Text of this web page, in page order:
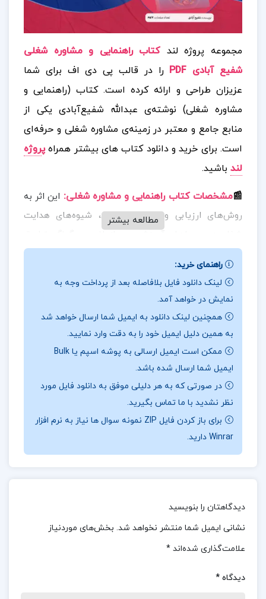
مجموعه پروژه لندکتاب راهنمایی و مشاوره شغلی
شفیع آبادی PDF
را در قالب پی دی اف برای شما
عزیزان طراحی و ارائه کرده است. کتاب (راهنمایی و
مشاوره شغلی) نوشته‌ی عبدالله شفیع‌آبادی یکی از
منابع جامع و معتبر در زمینه‌ی مشاوره شغلی و حرفه‌ای
است. برای خرید و دانلود کتاب های بیشتر همراهپروژه
لند باشید.
📰مشخصات کتاب راهنمایی و مشاوره شغلی: این اثر به
روش‌های ارزیابی و سنجش شغلی، شیوه‌های هدایت
استعدادها و توانمندی‌های فردی با مشاغل مختلف
می‌پردازد. در کنار مباحث نظری، راهبردهای عملی برای
مشاوران، معلمان، دانشجویان و افرادی که به دنبال
راهنمایی در مسیر شغلی خود هستند نیز ارائه شده است.
📖بخشی از کتاب راهنمایی و مشاوره شغلی
کتاب، نویسنده ابتدا به تعریف و اهمیت راهنمایی و
مشاوره شغلی می‌پردازد و سپس نظریه‌های مختلفی مانند
نظریه‌های انتخاب شغل، نظریه‌های رشد شغلی و مدل‌های
تصمیم‌گیری شغلی را مورد بررسی قرار می‌دهد. همچنین،
عواملی که بر انتخاب شغل، رضایت شغلی و پیشرفت
حرفه‌ای تأثیرگذار هستند، از جمله ویژگی‌های شخصیتی،
مطالعه بیشتر
راهنمای خرید:
لینک دانلود فایل بلافاصله بعد از پرداخت وجه به
نمایش در خواهد آمد.
همچنین لینک دانلود به ایمیل شما ارسال خواهد شد
به همین دلیل ایمیل خود را به دقت وارد نمایید.
ممکن است ایمیل ارسالی به پوشه اسپم یا Bulk
ایمیل شما ارسال شده باشد.
در صورتی که به هر دلیلی موفق به دانلود فایل مورد
نظر نشدید با ما تماس بگیرید.
برای باز کردن فایل ZIP نمونه سوال ها نیاز به نرم افزار
Winrar دارید.
دیدگاهتان را بنویسید
نشانی ایمیل شما منتشر نخواهد شد. بخش‌های موردنیاز
علامت‌گذاری شده‌اند *
دیدگاه *